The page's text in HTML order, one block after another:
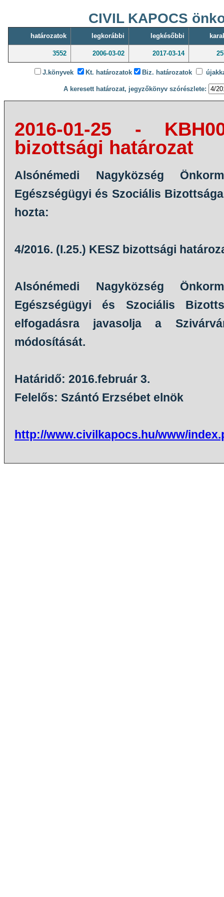
CIVIL KAPOCS
határozatok legkorábbi legkésőbbi
3552 2006-03-02 2017-03-14
J.könyvek Kt. határozatok Biz. határozatok
A keresett határozat, jegyzőkönyv szórészlete:
2016-01-25 -
bizottsági határozat
Alsónémedi Nagyközség
Egészségügyi és Szociális
hozta:
4/2016. (I.25.) KESZ bizottsági
Alsónémedi Nagyközség
Egészségügyi és Szociális
elfogadásra javasolja a
módosítását.
Határidő: 2016.február 3.
Felelős: Szántó Erzsébet elnök
http://www.civilkapocs.hu/www/